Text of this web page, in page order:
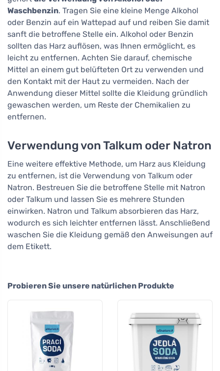
Waschbenzin. Tragen Sie eine kleine Menge Alkohol
oder Benzin auf ein Wattepad auf und reiben Sie damit
sanft die betroffene Stelle ein. Alkohol oder Benzin
sollten das Harz auflösen, was Ihnen ermöglicht, es
leicht zu entfernen. Achten Sie darauf, chemische
Mittel an einem gut belüfteten Ort zu verwenden und
den Kontakt mit der Haut zu vermeiden. Nach der
Anwendung dieser Mittel sollte die Kleidung gründlich
gewaschen werden, um Reste der Chemikalien zu
entfernen.
Verwendung von Talkum oder Natron
Eine weitere effektive Methode, um Harz aus Kleidung
zu entfernen, ist die Verwendung von Talkum oder
Natron. Bestreuen Sie die betroffene Stelle mit Natron
oder Talkum und lassen Sie es mehrere Stunden
einwirken. Natron und Talkum absorbieren das Harz,
wodurch es sich leichter entfernen lässt. Anschließend
waschen Sie die Kleidung gemäß den Anweisungen auf
dem Etikett.
Probieren Sie unsere natürlichen Produkte